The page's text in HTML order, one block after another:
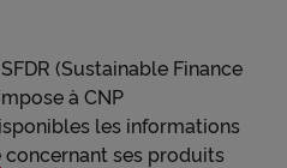
(Sustainable Finance
à CNP
les informations
concernant ses produits